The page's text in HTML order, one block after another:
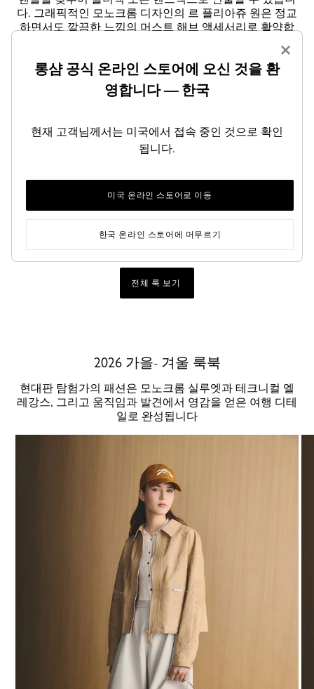
다. 그래픽적인 모노크롬 디자인의 르 플리아쥬 원은 정교
하면서도 깔끔한 느낌의 머스트 해브 액세서리로 활약합
럼 밤나들이에 완벽한 동반자가 되어 줄 에퓌르 백이 돋보
입니다.
베이지부터 카키까지, 자연에서 영감을 받은 다양한 색조
트로 화사함을 더하고, 강렬한 모카 컬러로 중심을 잡았습
니다. 액세서리는 여정의 조각을 담고 있습니다. 여권 도
장 모티프, 클로버 자수를 장식한 반다나, 섬세한 부적을
은 기억을 담은 심볼은 저마다의 이야기를 간직하고 있습
니다. 사랑스러운 느낌의 유쾌하고 개성 넘치는 맞춤형 가
죽 참, 챔피언은 여행의 마스코트이자 동반자가 되어줍니
전체 룩 보기
2026 가을- 겨울 룩북
현대판 탐험가의 패션은 모노크롬 실루엣과 테크니컬 엘
레강스, 그리고 움직임과 발견에서 영감을 얻은 여행 디테
일로 완성됩니다
×
롱샴 공식 온라인 스토어에 오신 것을 환
영합니다 — 한국
현재 고객님께서는 미국에서 접속 중인 것으로 확인
됩니다.
미국 온라인 스토어로 이동
한국 온라인 스토어에 머무르기